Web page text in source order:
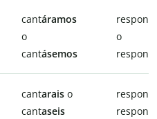
cantáramos
o
cantásemos
respond
o
respond
cantarais o
cantaseis
respond
respond